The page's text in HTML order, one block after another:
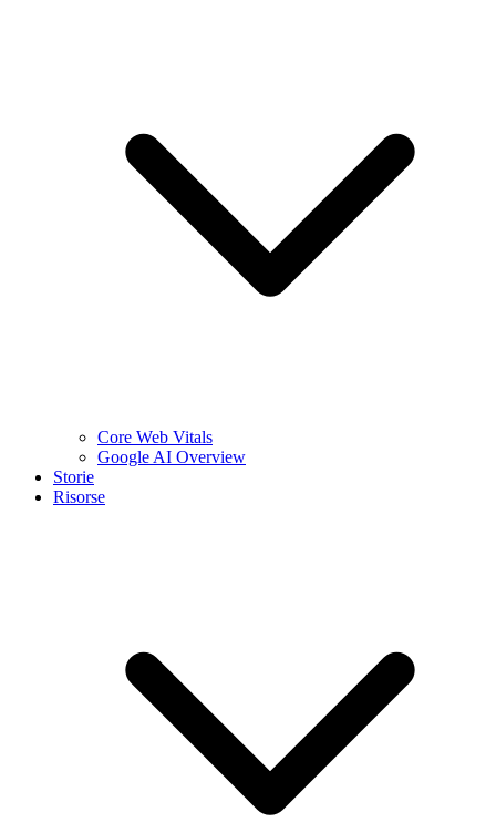
Core Web Vitals
Google AI Overview
Storie
Risorse